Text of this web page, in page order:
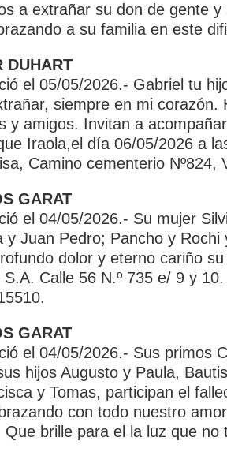
a extrañar su don de gente y
a su familia en este
DUHART
el 05/05/2026.- Gabriel tu
siempre en mi corazón.
y amigos. Invitan a
Iraola,el día 06/05/2026 a
Camino cementerio Nº824,
GARAT
el 04/05/2026.- Su mujer
y Juan Pedro; Pancho y Rochi
dolor y eterno cariño
S.A. Calle 56 N.º 735 e/ 9 y
GARAT
el 04/05/2026.- Sus primos
hijos Augusto y Paula,
y Tomas, participan el
con todo nuestro
Que brille para el la luz que no